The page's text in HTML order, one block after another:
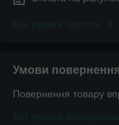
Умови повернення
Повернення товару